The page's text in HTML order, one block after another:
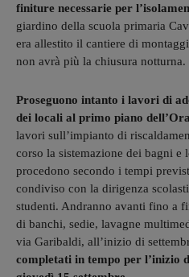
finiture necessarie per
giardino della scuola primaria
era allestito il cantiere di
non avrà più la chiusura notturna.
Proseguono intanto i lavori di
dei locali al primo piano
lavori sull’impianto di
corso la sistemazione dei bagni e
procedono secondo i tempi
condiviso con la dirigenza
studenti. Andranno avanti fino a
di banchi, sedie, lavagne
via Garibaldi, all’inizio di
completati in tempo per l’inizio